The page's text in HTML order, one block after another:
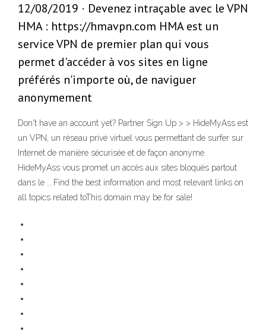
12/08/2019 · Devenez intraçable avec le VPN
HMA : https://hmavpn.com HMA est un
service VPN de premier plan qui vous
permet d'accéder à vos sites en ligne
préférés n'importe où, de naviguer
anonymement
Don't have an account yet? Partner Sign Up > > HideMyAss est
un VPN, un réseau privé virtuel vous permettant de surfer sur
Internet de manière sécurisée et de façon anonyme.
HideMyAss vous promet un accès aux sites bloqués partout
dans le … Find the best information and most relevant links on
all topics related toThis domain may be for sale!